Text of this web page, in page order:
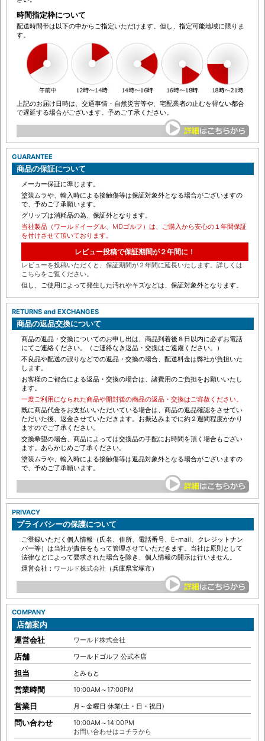
お取り寄せが必要な商品の場合は別途納期を頂いておりますので予めご了承下
さい。
時間指定枠について
配送時間帯は以下の中からご指定いただけます。但し、指定可能地域に限りま
上記のお届け日時は、交通事情・自然災害等や、宅配業者の止むを得ない都合
で遅延する場合がございます。予めご了承ください。
GUARANTEE
商品の保証について
メーカー保証に準じます。
塗装ムラや、輸入時による接触傷等は保証対象外となる場合がございますの
で、予めご了承願います。
グリップは消耗品の為、保証外となります。
当社製品（ワールドイーグル、MDゴルフ）は、ご購入から安心の１年間保証
を付けさせて頂いております。
レビュー投稿で保証期間が２年間に！
レビューを投稿いただくと、保証期間が２年間に延長いたします。詳しくは
こちらをご覧ください。
但し、ご使用によって発生した汚れやキズなどは、保証対象外となります。
RETURNS and EXCHANGES
商品の返品交換について
商品の返品・交換についてのお申し出は、商品到着後８日以内に必ずお電話
にてご連絡ください。（ご連絡なき返品・交換はご遠慮ください。）
不良品や配送の誤りなどでの返品・交換の場合、配送料金は弊社が負担いた
します。
お客様のご都合による返品・交換の場合は、諸費用のご負担をお願いいたし
ます。
一度ご利用になられた商品や開封後の商品の返品・交換はご容赦ください。
既に商品代金をお支払いいただいている場合は、商品の返品確認をさせてい
ただいた後、返金させていただきます。お振込みまでに約２週間程度かかり
ますのでご了承ください。
交換希望の場合、商品によっては交換品の手配にお時間を頂く場合もござい
ます。あらかじめご了承ください。
塗装ムラや、輸入時による接触傷等は返品対象外となる場合がございますの
で、予めご了承願います。
PRIVACY
プライバシーの保護について
ご登録いただく個人情報（氏名、住所、電話番号、E-mail、クレジットナン
バー等）は当社が責任をもって管理させていただきます。当社は原則として
法律などによって要求された場合を除き、個人情報の開示は行いません。
運営会社：ワールド株式会社（兵庫県宝塚市）
COMPANY
店舗案内
運営会社
ワールド株式会社
店舗 ワールドゴルフ 公式本店
担当 とみもと
営業時間 10:00AM～17:00PM
営業日 月～金曜日 休業(土・日・祝日)
問い合わせ 10:00AM～14:00PM